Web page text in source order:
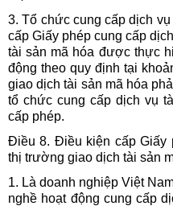
3. Tổ chức cung cấp dịch
cấp Giấy phép cung cấp
tài sản mã hóa được thực
động theo quy định tại
giao dịch tài sản mã hóa
tổ chức cung cấp dịch vụ
cấp phép.
Điều 8. Điều kiện cấp Giấy
thị trường giao dịch tài sản
1. Là doanh nghiệp Việt
nghề hoạt động cung cấp